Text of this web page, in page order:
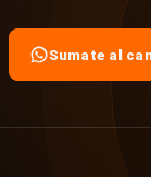
Sumate al